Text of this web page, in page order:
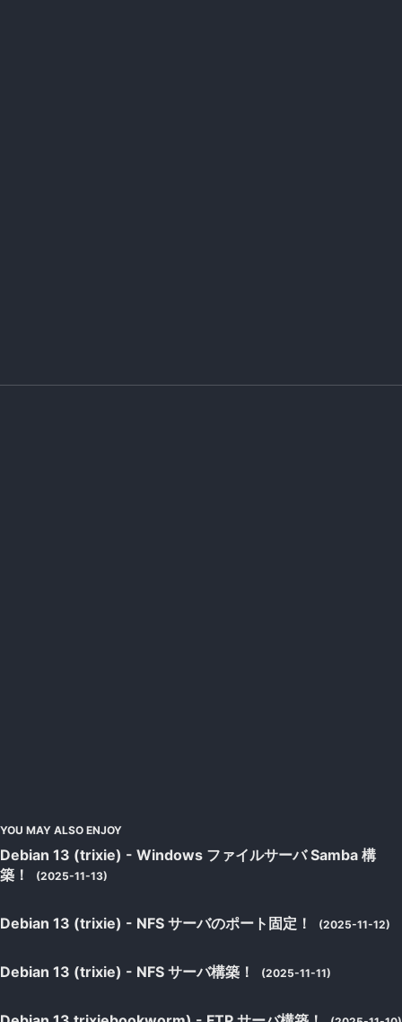
YOU MAY ALSO ENJOY
Debian 13 (trixie) - Windows ファイルサーバ Samba 構
築！
(2025-11-13)
Debian 13 (trixie) - NFS サーバのポート固定！ (2025-11-12)
Debian 13 (trixie) - NFS サーバ構築！ (2025-11-11)